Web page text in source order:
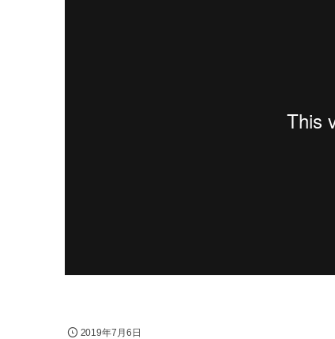
2019年7月6日